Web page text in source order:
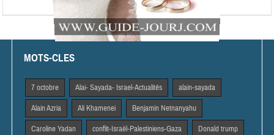
MOTS-CLES
7 octobre Alai- Sayada- Israel-Actualités alain-sayada
Alain Azria Ali Khamenei Benjamin Netnanyahu
Caroline Yadan conflit-Israël-Palestiniens-Gaza Donald trump